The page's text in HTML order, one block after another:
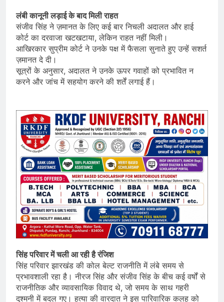
लंबी कानूनी लड़ाई के बाद मिली राहत
संजीव सिंह ने ज़मानत के लिए कई बार निचली अदालत और हाई
कोर्ट का दरवाजा खटखटाया, लेकिन राहत नहीं मिली।
आखिरकार सुप्रीम कोर्ट ने उनके पक्ष में फैसला सुनाते हुए उन्हें सशर्त
ज़मानत दे दी।
सूत्रों के अनुसार, अदालत ने उनके ऊपर गवाहों को प्रभावित न
करने और जांच में सहयोग करने की शर्तें लगाई हैं।
सिंह परिवार में चली आ रही है रंजिश
सिंह परिवार झारखंड की कोल बेल्ट राजनीति में लंबे समय से
प्रभावशाली रहा है। नीरज सिंह और संजीव सिंह के बीच कई वर्षों से
राजनीतिक और व्यावसायिक विवाद थे, जो समय के साथ गहरी
दुश्मनी में बदल गए। हत्या की वारदात ने इस पारिवारिक कलह को